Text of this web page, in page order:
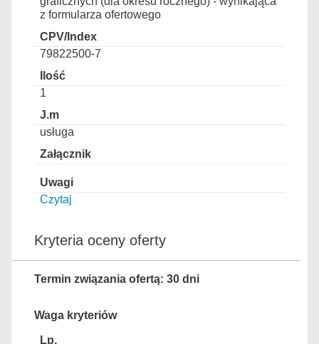
z formularza ofertowego
79822500-7
1
usługa
Czytaj
Kryteria oceny oferty
Termin związania ofertą: 30 dni
Waga kryteriów